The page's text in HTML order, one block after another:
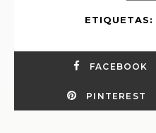
ETIQUETAS:
FACEBOOK
PINTEREST